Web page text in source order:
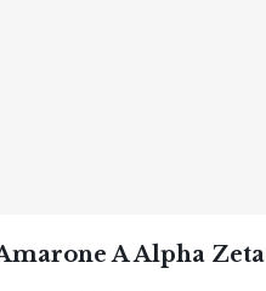
A Alpha Zeta